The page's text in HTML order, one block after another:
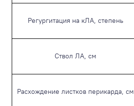
Регургитация на кЛА, степень
Ствол ЛА, см
Расхождение листков перикарда, см